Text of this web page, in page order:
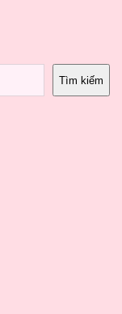
Tìm kiếm